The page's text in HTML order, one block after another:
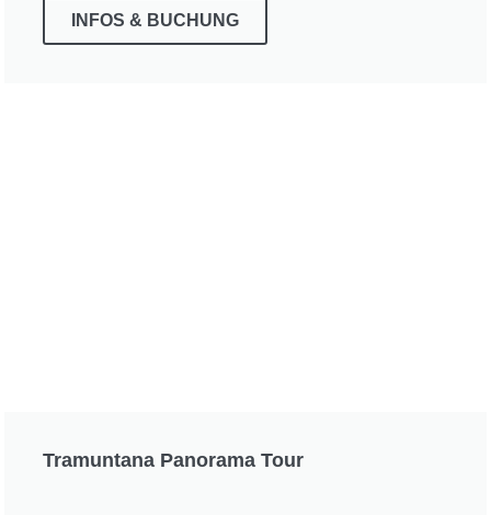
INFOS & BUCHUNG
Tramuntana Panorama Tour